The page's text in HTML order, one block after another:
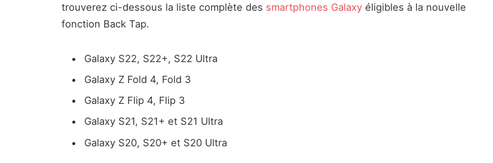
trouverez ci-dessous la liste complète des smartphones Galaxy éligibles à la nouvelle
fonction Back Tap.
Galaxy S22, S22+, S22 Ultra
Galaxy Z Fold 4, Fold 3
Galaxy Z Flip 4, Flip 3
Galaxy S21, S21+ et S21 Ultra
Galaxy S20, S20+ et S20 Ultra